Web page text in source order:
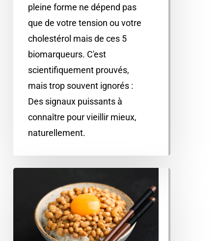
pleine forme ne dépend pas
que de votre tension ou votre
cholestérol mais de ces 5
biomarqueurs. C'est
scientifiquement prouvés,
mais trop souvent ignorés :
Des signaux puissants à
connaître pour vieillir mieux,
naturellement.